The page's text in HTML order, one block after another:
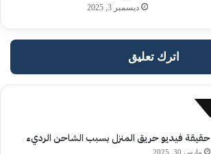
ديسمبر 3, 2025
اترك تعليق
حقيقة فيديو حريق المنزل بسبب الشاحن الرديء
مارس 30, 2025